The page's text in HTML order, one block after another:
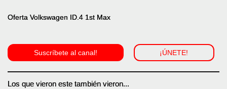
Oferta Volkswagen ID.4 1st Max
Suscríbete al canal! ¡ÚNETE!
Los que vieron este también vieron...